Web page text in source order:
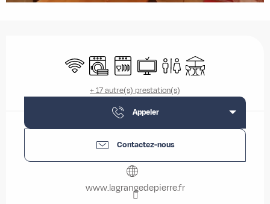
WiFi Lave lingeLave vaisselle
TélévisionToilettesTerrasse
+ 17 autre(s) prestation(s)
Appeler
Contactez-nous
www.lagrangedepierre.fr